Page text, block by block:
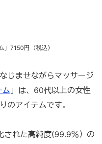
7150円（税込）
じませながらマッサージ
」は、60代以上の女性
のアイテムです。
された高純度(99.9％）の